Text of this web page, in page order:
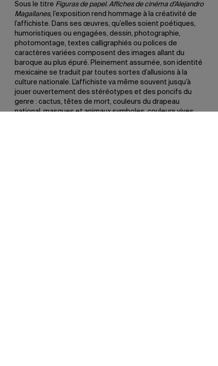
Sous le titre Figuras de papel. Affiches de cinéma d’Alejandro
Magallanes, l’exposition rend hommage à la créativité de
l’affichiste. Dans ses œuvres, qu’elles soient poétiques,
humoristiques ou engagées, dessin, photographie,
photomontage, textes calligraphiés ou polices de
caractères variées composent des images allant du
baroque au plus épuré. Pleinement assumée, son identité
mexicaine se traduit par toutes sortes d’allusions à la
culture nationale. L’affichiste va même souvent jusqu’à
jouer ouvertement des stéréotypes et des poncifs du
genre : cactus, têtes de mort, couleurs du drapeau
national, masques et animaux symboles, couleurs vives,